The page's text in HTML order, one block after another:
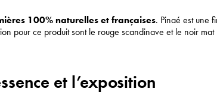
100% naturelles et françaises. Pinaé est une
pour ce produit sont le rouge scandinave et le noir
et l’exposition